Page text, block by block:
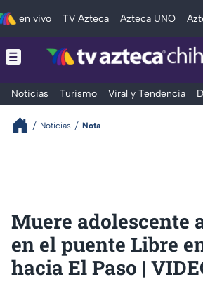
en vivo TV Azteca Azteca UNO
Noticias Turismo Viral y Tendencia
Noticias Nota
Muere adolescente
en el puente Libre
hacia El Paso |